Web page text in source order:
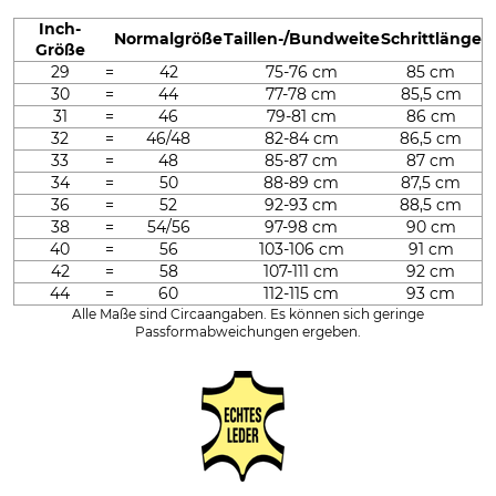
Inch-
Größe
NormalgrößeTaillen-/BundweiteSchrittlänge
29
= 42 75-76 cm
85 cm
30
= 44 77-78 cm
85,5 cm
31
= 46 79-81 cm
86 cm
32
= 46/48 82-84 cm
86,5 cm
33
= 48 85-87 cm
87 cm
34
= 50 88-89 cm
87,5 cm
36
= 52 92-93 cm
88,5 cm
38
= 54/56 97-98 cm
90 cm
40
= 56 103-106 cm
91 cm
42
= 58 107-111 cm
92 cm
44
= 60 112-115 cm 93 cm
Alle Maße sind Circaangaben. Es können sich geringe
Passformabweichungen ergeben.